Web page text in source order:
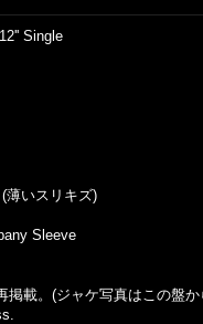
Single
(薄いスリキズ)
Sleeve
掲載。 (ジャケ写真はこの盤か